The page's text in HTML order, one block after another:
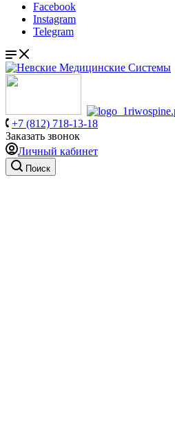
Facebook
Instagram
Telegram
+7 (812) 718-13-18
Заказать звонок
Личный кабинет
Поиск